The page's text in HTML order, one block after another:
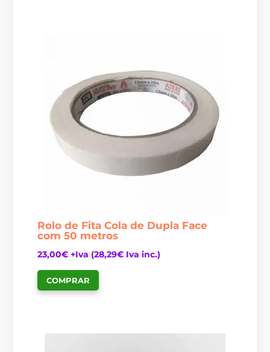
Rolo de Fita Cola de Dupla Face
com 50 metros
23,00€ +Iva (28,29€ Iva inc.)
COMPRAR